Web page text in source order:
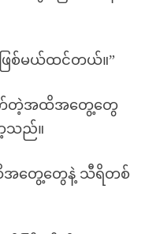
ြစ်မယ်ထင်တယ်။”
စက်တဲ့အထိအတွေ့တွေ
ာ့သည်။
အတွေ့တွေနဲ့ သီရိတစ်